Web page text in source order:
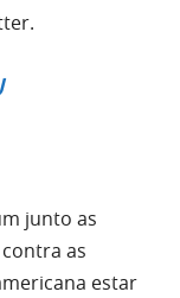
junto as
as
estar